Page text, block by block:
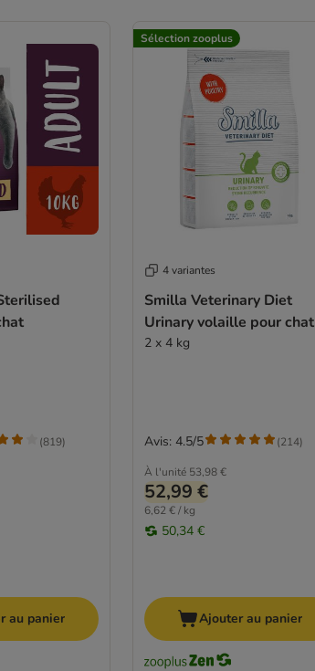
(819)
au panier
Sélection zooplus
4 variantes
Smilla Veterinary Diet
Urinary volaille pour chat
2 x 4 kg
À l'unité 53,98 €
52,99 €
6,62 € / kg
50,34 €
Avis: 4.5/5 (214)
Ajouter au panier